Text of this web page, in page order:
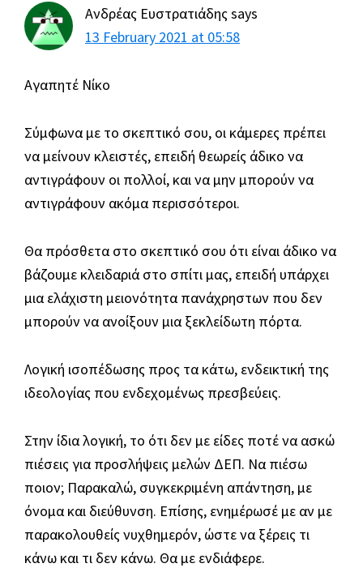
Ανδρέας Ευστρατιάδηςsays
13 February 2021 at 05:58
Αγαπητέ Νίκο
Σύμφωνα με το σκεπτικό σου, οι κάμερες πρέπει
να μείνουν κλειστές, επειδή θεωρείς άδικο να
αντιγράφουν οι πολλοί, και να μην μπορούν να
αντιγράφουν ακόμα περισσότεροι.
Θα πρόσθετα στο σκεπτικό σου ότι είναι άδικο να
βάζουμε κλειδαριά στο σπίτι μας, επειδή υπάρχει
μια ελάχιστη μειονότητα πανάχρηστων που δεν
μπορούν να ανοίξουν μια ξεκλείδωτη πόρτα.
Λογική ισοπέδωσης προς τα κάτω, ενδεικτική της
ιδεολογίας που ενδεχομένως πρεσβεύεις.
Στην ίδια λογική, το ότι δεν με είδες ποτέ να ασκώ
πιέσεις για προσλήψεις μελών ΔΕΠ. Να πιέσω
ποιον; Παρακαλώ, συγκεκριμένη απάντηση, με
όνομα και διεύθυνση. Επίσης, ενημέρωσέ με αν με
παρακολουθείς νυχθημερόν, ώστε να ξέρεις τι
κάνω και τι δεν κάνω. Θα με ενδιάφερε.